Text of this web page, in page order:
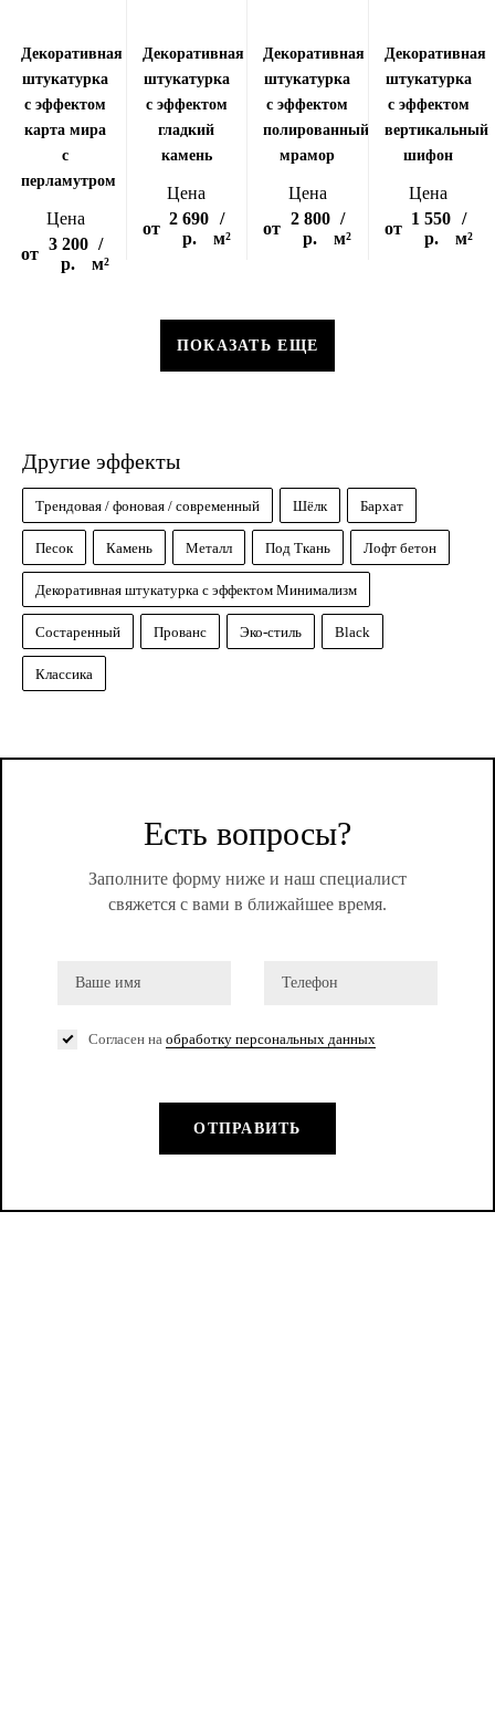
Декоративная
штукатурка
с эффектом
карта мира
с
перламутром
Цена
от
3 200
р.
/
м²
Декоративная
штукатурка
с эффектом
гладкий
камень
Цена
от
2 690
р.
/
м²
Декоративная
штукатурка
с эффектом
полированный
мрамор
Цена
от
2 800
р.
/
м²
Декоративная
штукатурка
с эффектом
вертикальный
шифон
Цена
от
1 550
р.
/
м²
ПОКАЗАТЬ ЕЩЕ
Другие эффекты
Трендовая / фоновая / современный Шёлк Бархат
Песок Камень Металл Под Ткань Лофт бетон
Декоративная штукатурка с эффектом Минимализм
Состаренный Прованс Эко-стиль Black
Классика
Есть вопросы?
Заполните форму ниже и наш специалист
свяжется с вами в ближайшее время.
Согласен на обработку персональных данных
ОТПРАВИТЬ